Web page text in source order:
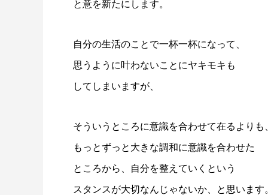
と意を新たにします。
自分の生活のことで一杯一杯になって、
思うように叶わないことにヤキモキも
してしまいますが、
そういうところに意識を合わせて在るよりも
もっとずっと大きな調和に意識を合わせた
ところから、自分を整えていくという
スタンスが大切なんじゃないか、と思います